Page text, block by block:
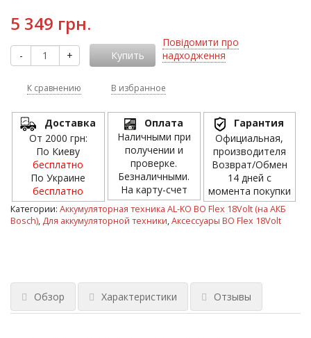
5 349 грн.
- + Купить
Повідомити про
надходження
К сравнению В избранное
Доставка
От 2000 грн:
По Киеву
бесплатно
По Украине
бесплатно
Оплата
Наличными при
получении и
проверке.
Безналичными.
На карту-счет
Гарантия
Официальная,
производителя
Возврат/Обмен
14 дней с
момента покупки
Категории: Аккумуляторная техника AL-KO BO Flex 18Volt (на АКБ
Bosch), Для аккумуляторной техники,Аксессуары BO Flex 18Volt
Обзор Характеристики Отзывы